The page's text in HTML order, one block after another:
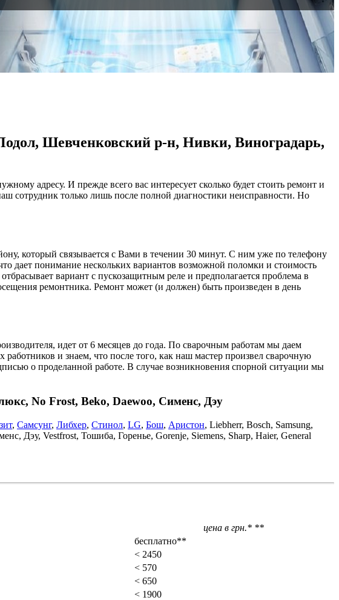
Шевченковский р-н, Нивки, Виноградарь,
адресу. И прежде всего вас интересует сколько будет стоить ремонт и
сотрудник только лишь после полной диагностики неисправности. Но
который связывается с Вами в течении 30 минут. С ним уже по телефону
дает понимание нескольких вариантов возможной поломки и стоимость
вариант с пускозащитным реле и предполагается проблема в
ремонтника. Ремонт может (и должен) быть произведен в день
идет от 6 месяцев до года. По сварочным работам мы даем
и знаем, что после того, как наш мастер произвел сварочную
о проделанной работе. В случае возникновения спорной ситуации мы
No Frost, Beko, Daewoo, Сименс, Дэу
, Самсунг, Либхер, Стинол, LG, Бош, Аристон, Liebherr, Bosch, Samsung,
Дэу, Vestfrost, Тошиба, Горенье, Gorenje, Siemens, Sharp, Haier, General
цена в грн.* **
бесплатно**
< 2450
< 570
< 650
< 1900